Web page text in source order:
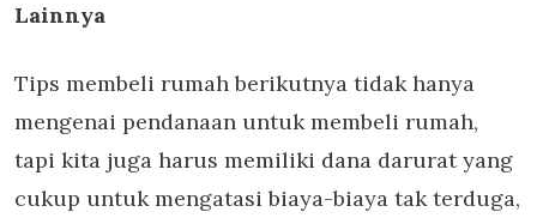
Lainnya
Tips membeli rumah berikutnya tidak hanya
mengenai pendanaan untuk membeli rumah,
tapi kita juga harus memiliki dana darurat yang
cukup untuk mengatasi biaya-biaya tak terduga,